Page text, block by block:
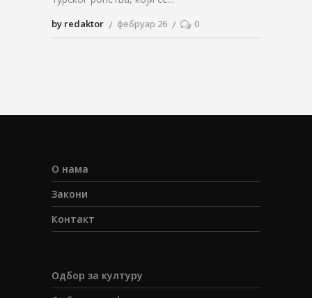
by redaktor фебруар 26 0
О нама
Закони
Контакт
Одбор за културу